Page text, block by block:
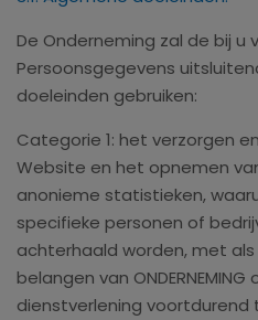
De Onderneming zal de bij u
Persoonsgegevens
doeleinden gebruiken:
Categorie 1: het verzorgen
Website en het opnemen
anonieme statistieken,
specifieke personen of
achterhaald worden, met
belangen van
dienstverlening voortdurend